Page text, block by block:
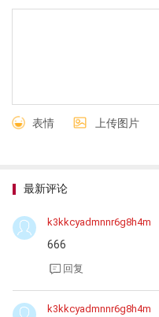
表情 上传图片
最新评论
k3kkcyadmnnr6g8h4m
666
回复
k3kkcyadmnnr6g8h4m